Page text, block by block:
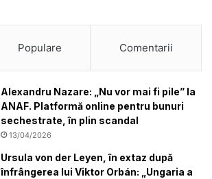
Populare Comentarii
Alexandru Nazare: „Nu vor mai fi pile” la
ANAF. Platformă online pentru bunuri
sechestrate, în plin scandal
13/04/2026
Ursula von der Leyen, în extaz după
înfrângerea lui Viktor Orbán: „Ungaria a